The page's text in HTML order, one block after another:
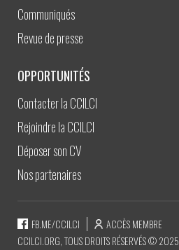
Communiqués
Revue de presse
OPPORTUNITÉS
Contacter la CCILCI
Rejoindre la CCILCI
Déposer son CV
Nos partenaires
CCILCI.ORG, TOUS DROITS RÉSERVÉS © 2025
FB.ME/CCILCI ACCÈS MEMBRE